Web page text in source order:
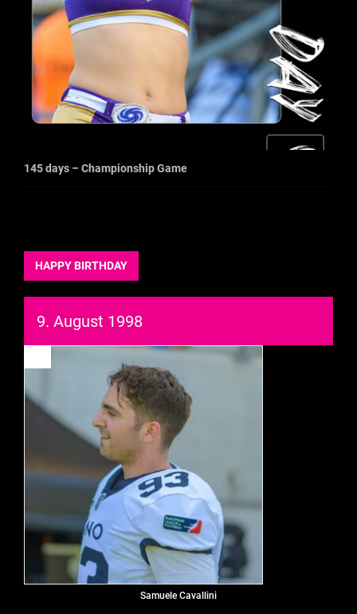
145 days – Championship Game
HAPPY BIRTHDAY
9. August 1998
Samuele Cavallini